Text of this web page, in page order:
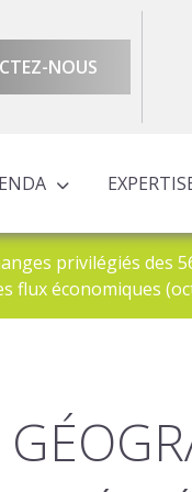
NOUS
privilégiés des
économiques